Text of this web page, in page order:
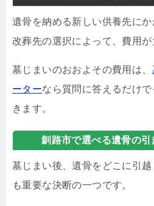
遺骨を納める新しい供養先にか
改葬先の選択によって、費用が
墓じまいのおおよその費用は、
ーターなら質問に答えるだけ
きます。
釧路市で選べる遺骨の引
墓じまい後、遺骨をどこに引
も重要な決断の一つです。